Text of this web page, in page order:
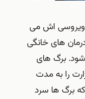
اش می
های خانگی
شود. برگ های
را به مدت
که برگ ها سرد